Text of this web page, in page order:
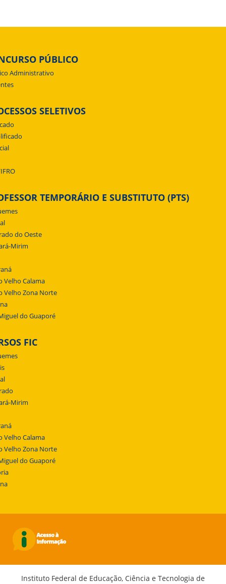
PÚBLICO
Administrativo
SELETIVOS
TEMPORÁRIO E SUBSTITUTO (PTS)
do Oeste
Mirim
Velho Calama
Velho Zona Norte
do Guaporé
FIC
Mirim
Velho Calama
Velho Zona Norte
do Guaporé
Instituto Federal de Educação, Ciência e Tecnologia de